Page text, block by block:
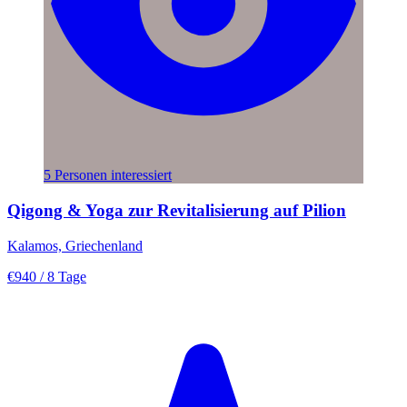
5 Personen interessiert
Qigong & Yoga zur Revitalisierung auf Pilion
Kalamos, Griechenland
€940 / 8 Tage